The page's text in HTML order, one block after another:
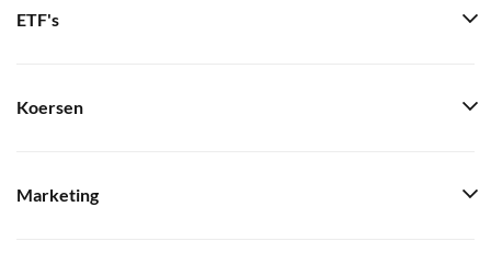
ETF's
Koersen
Marketing